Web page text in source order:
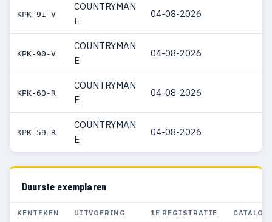
KPK-91-V
COUNTRYMAN
E
04-08-2026
KPK-90-V
COUNTRYMAN
E
04-08-2026
KPK-60-R
COUNTRYMAN
E
04-08-2026
KPK-59-R
COUNTRYMAN
E
04-08-2026
Duurste exemplaren
KENTEKEN UITVOERING 1E REGISTRATIE